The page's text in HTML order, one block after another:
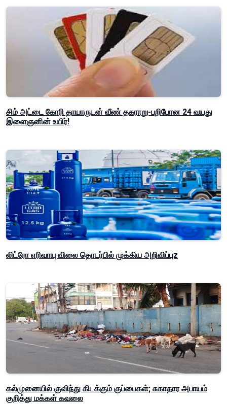
சிம் அட்டை கோரி தாயாருடன் வீண் தகராறு-பறிபோன 24 வயது
இளைஞனின் உயிர்!
லிட்ரோ எரிவாயு விலை தொடர்பில் முக்கிய அறிவிப்புz
கல்முனையில் குவிந்து கிடக்கும் குப்பைகள்; சுகாதார அபாயம்
குறித்து மக்கள் கவலை